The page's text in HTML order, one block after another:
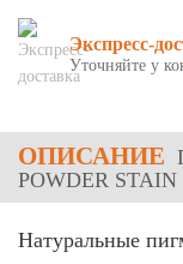
Экспресс-
Уточняйте у
ОПИСАНИЕ
POWDER
Натуральные